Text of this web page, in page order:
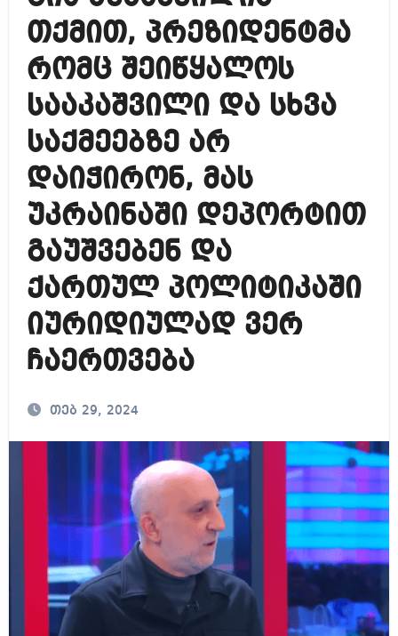
თქმით, პრეზიდენტმა
რომც შეიწყალოს
სააკაშვილი და სხვა
საქმეებზე არ
დაიჭირონ, მას
უკრაინაში დეპორტით
გაუშვებენ და
ქართულ პოლიტიკაში
იურიდიულად ვერ
ჩაერთვება
თებ 29, 2024